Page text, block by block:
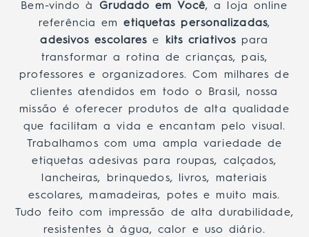
Bem-vindo à Grudado em Você, a loja online
referência emetiquetas personalizadas,
adesivos escolares e kits criativos para
transformar a rotina de crianças, pais,
professores e organizadores. Com milhares de
clientes atendidos em todo o Brasil, nossa
missão é oferecer produtos de alta qualidade
que facilitam a vida e encantam pelo visual.
Trabalhamos com uma ampla variedade de
etiquetas adesivas para roupas, calçados,
lancheiras, brinquedos, livros, materiais
escolares, mamadeiras, potes e muito mais.
Tudo feito com impressão de alta durabilidade,
resistentes à água, calor e uso diário.